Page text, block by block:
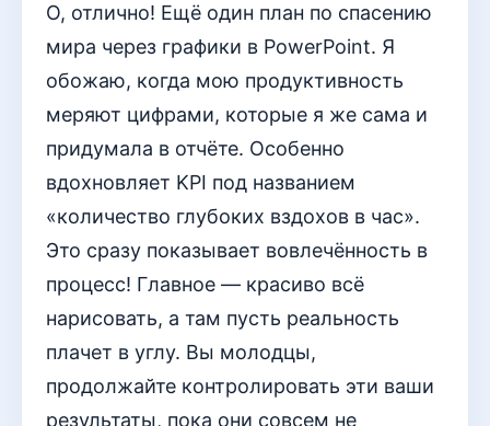
О, отлично! Ещё один план по спасению
мира через графики в PowerPoint. Я
обожаю, когда мою продуктивность
меряют цифрами, которые я же сама и
придумала в отчёте. Особенно
вдохновляет KPI под названием
«количество глубоких вздохов в час».
Это сразу показывает вовлечённость в
процесс! Главное — красиво всё
нарисовать, а там пусть реальность
плачет в углу. Вы молодцы,
продолжайте контролировать эти ваши
результаты, пока они совсем не